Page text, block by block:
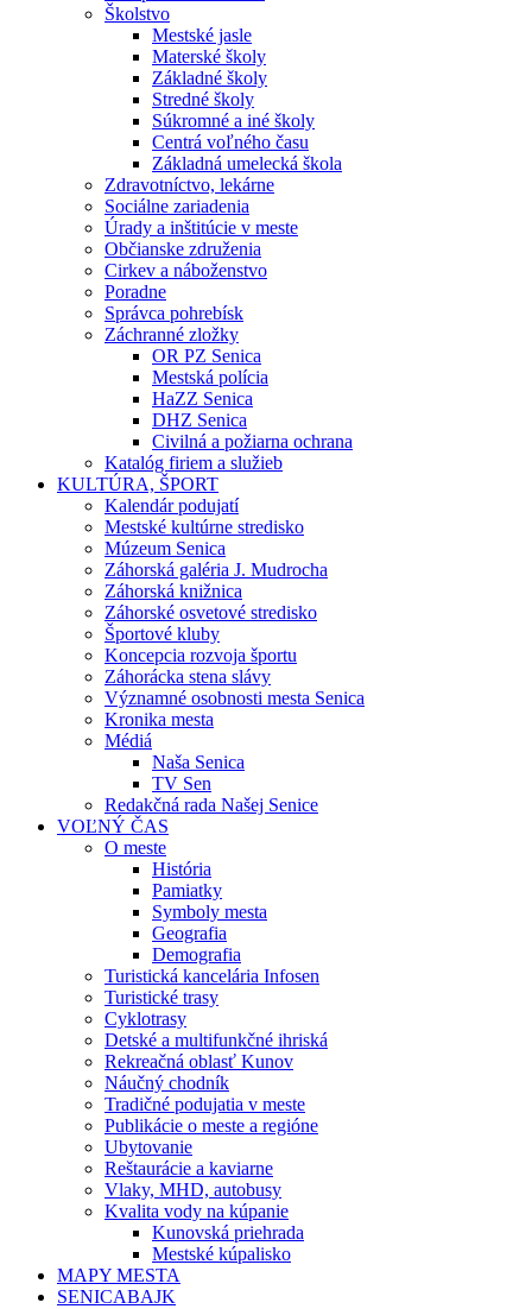
Školstvo
Mestské jasle
Materské školy
Základné školy
Stredné školy
Súkromné a iné školy
Centrá voľného času
Základná umelecká škola
Zdravotníctvo, lekárne
Sociálne zariadenia
Úrady a inštitúcie v meste
Občianske združenia
Cirkev a náboženstvo
Poradne
Správca pohrebísk
Záchranné zložky
OR PZ Senica
Mestská polícia
HaZZ Senica
DHZ Senica
Civilná a požiarna ochrana
Katalóg firiem a služieb
KULTÚRA, ŠPORT
Kalendár podujatí
Mestské kultúrne stredisko
Múzeum Senica
Záhorská galéria J. Mudrocha
Záhorská knižnica
Záhorské osvetové stredisko
Športové kluby
Koncepcia rozvoja športu
Záhorácka stena slávy
Významné osobnosti mesta Senica
Kronika mesta
Médiá
Naša Senica
TV Sen
Redakčná rada Našej Senice
VOĽNÝ ČAS
O meste
História
Pamiatky
Symboly mesta
Geografia
Demografia
Turistická kancelária Infosen
Turistické trasy
Cyklotrasy
Detské a multifunkčné ihriská
Rekreačná oblasť Kunov
Náučný chodník
Tradičné podujatia v meste
Publikácie o meste a regióne
Ubytovanie
Reštaurácie a kaviarne
Vlaky, MHD, autobusy
Kvalita vody na kúpanie
Kunovská priehrada
Mestské kúpalisko
MAPY MESTA
SENICABAJK